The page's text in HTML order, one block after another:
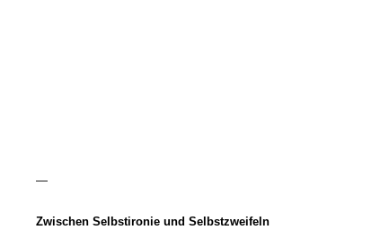
—
Zwischen Selbstironie und Selbstzweifeln